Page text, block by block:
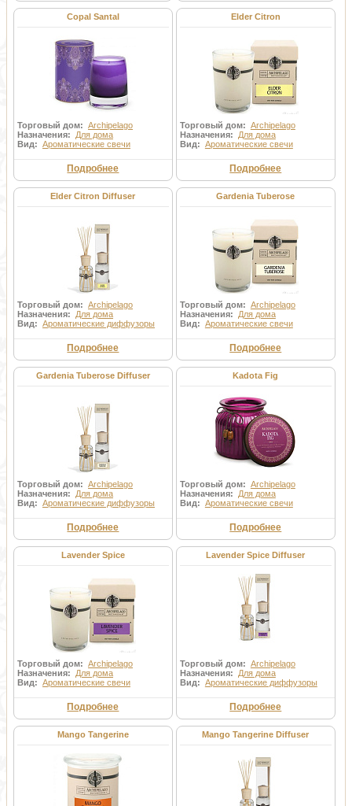
Copal Santal
Торговый дом: Archipelago
Назначения: Для дома
Вид: Ароматические свечи
Подробнее
Elder Citron
Торговый дом: Archipelago
Назначения: Для дома
Вид: Ароматические свечи
Подробнее
Elder Citron Diffuser
Торговый дом: Archipelago
Назначения: Для дома
Вид: Ароматические диффузоры
Подробнее
Gardenia Tuberose
Торговый дом: Archipelago
Назначения: Для дома
Вид: Ароматические свечи
Подробнее
Gardenia Tuberose Diffuser
Торговый дом: Archipelago
Назначения: Для дома
Вид: Ароматические диффузоры
Подробнее
Kadota Fig
Торговый дом: Archipelago
Назначения: Для дома
Вид: Ароматические свечи
Подробнее
Lavender Spice
Торговый дом: Archipelago
Назначения: Для дома
Вид: Ароматические свечи
Подробнее
Lavender Spice Diffuser
Торговый дом: Archipelago
Назначения: Для дома
Вид: Ароматические диффузоры
Подробнее
Mango Tangerine Mango Tangerine Diffuser